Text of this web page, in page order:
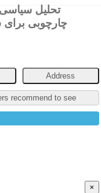
تحلیل سیاسی
چارچوبی
Address
recommend to see
×